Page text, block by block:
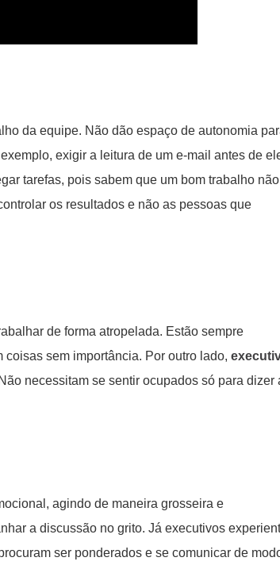
da equipe. Não dão espaço de autonomia
exigir a leitura de um e-mail antes de
tarefas, pois sabem que um bom trabalho não
os resultados e não as pessoas que
de forma atropelada. Estão sempre
sem importância. Por outro lado,
necessitam se sentir ocupados só para dizer
agindo de maneira grosseira e
a discussão no grito. Já executivos
ser ponderados e se comunicar de